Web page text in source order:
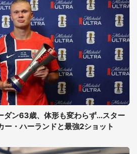
ダン63歳、体形も変わらず...スター
ー・ハーランドと最強2ショット